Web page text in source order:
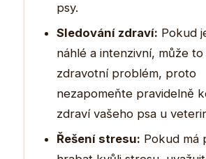
psy.
Sledování zdraví: Pokud
náhlé a intenzivní, může to
zdravotní problém, proto
nezapomeňte pravidelně
zdraví vašeho psa u
Řešení stresu: Pokud má